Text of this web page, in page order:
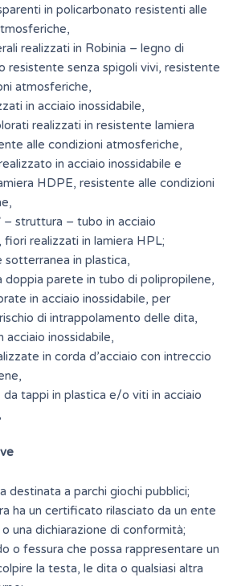
in policarbonato resistenti alle
realizzati in Robinia – legno di
resistente senza spigoli vivi, resistente
atmosferiche,
in acciaio inossidabile,
realizzati in resistente lamiera
alle condizioni atmosferiche,
in acciaio inossidabile e
HDPE, resistente alle condizioni
– struttura – tubo in acciaio
fiori realizzati in lamiera HPL;
sotterranea in plastica,
doppia parete in tubo di polipropilene,
in acciaio inossidabile, per
di intrappolamento delle dita,
acciaio inossidabile,
in corda d’acciaio con intreccio
tappi in plastica e/o viti in acciaio
destinata a parchi giochi pubblici;
ha un certificato rilasciato da un ente
una dichiarazione di conformità;
o fessura che possa rappresentare un
la testa, le dita o qualsiasi altra